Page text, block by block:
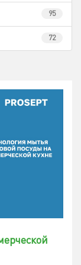
95
72